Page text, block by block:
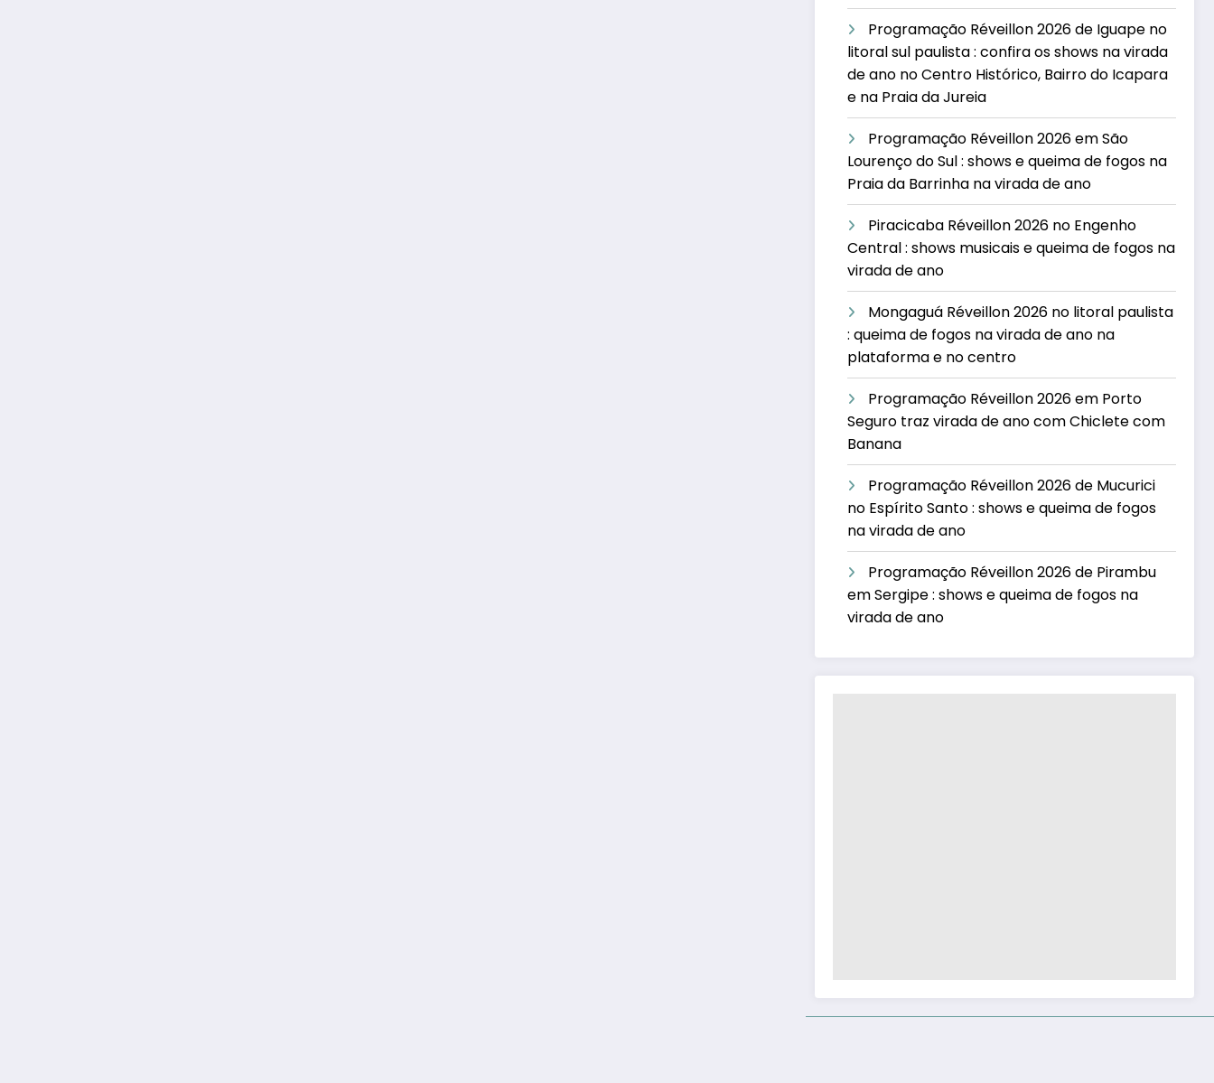
Programação Réveillon 2026 de Iguape no
litoral sul paulista : confira os shows na virada
de ano no Centro Histórico, Bairro do Icapara
e na Praia da Jureia
Programação Réveillon 2026 em São
Lourenço do Sul : shows e queima de fogos na
Praia da Barrinha na virada de ano
Piracicaba Réveillon 2026 no Engenho
Central : shows musicais e queima de fogos na
virada de ano
Mongaguá Réveillon 2026 no litoral paulista
: queima de fogos na virada de ano na
plataforma e no centro
Programação Réveillon 2026 em Porto
Seguro traz virada de ano com Chiclete com
Banana
Programação Réveillon 2026 de Mucurici
no Espírito Santo : shows e queima de fogos
na virada de ano
Programação Réveillon 2026 de Pirambu
em Sergipe : shows e queima de fogos na
virada de ano